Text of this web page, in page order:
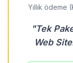
Yıllık ödeme
"Tek
Web